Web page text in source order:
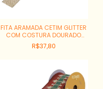
FITA ARAMADA CETIM GLITTER
COM COSTURA DOURADO
REF:78048002
R$37,80